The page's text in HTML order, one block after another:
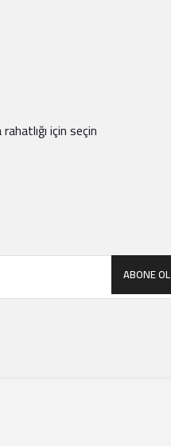
için seçin
ABONE OL